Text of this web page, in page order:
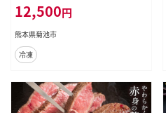
牛 ステーキ ミニステーキ 個包装 小
分け 熊本県産 冷凍 送料無料---069
-2059---
12,500円
熊本県菊池市
冷凍